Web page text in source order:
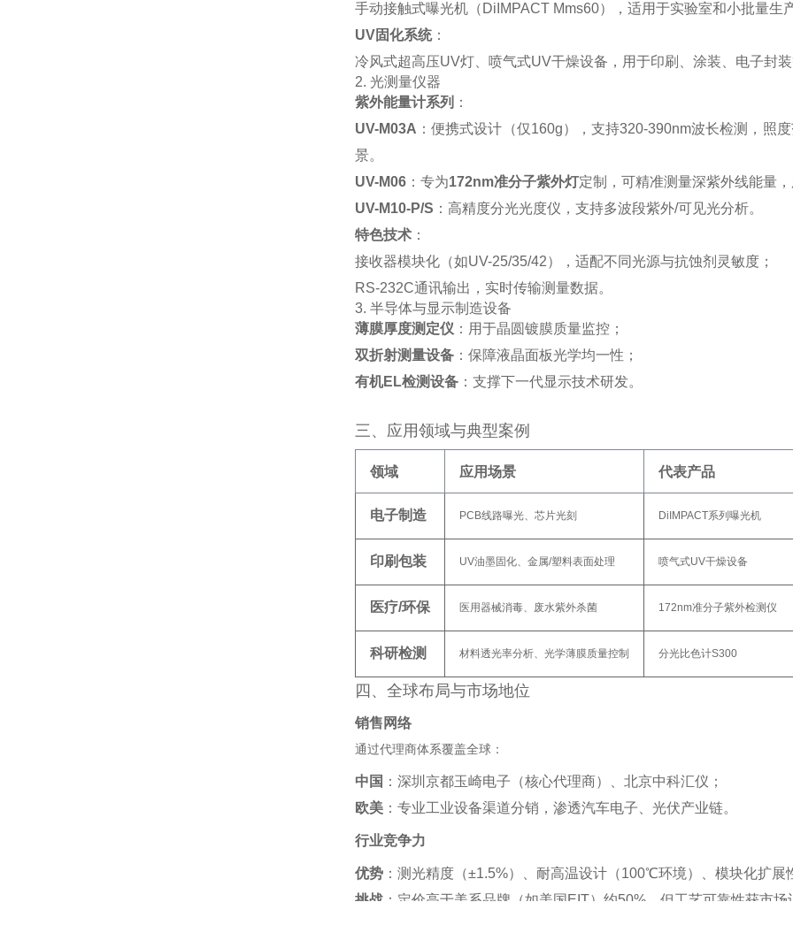
手动接触式曝光机（DiIMPACT Mms60），适用于实验室和小批量生产‌
UV固化系统‌：
冷风式超高压UV灯、喷气式UV干燥设备，用于印刷、涂装、电子封装
2. ‌ 光测量仪器
紫外能量计系列 ‌：
UV-M03A ：便携式设计（仅160g），支持320-390nm波长检测，照
景‌。
UV-M06 ‌：专为‌172nm准分子紫外灯定制，可精准测量深紫外线能量
UV-M10-P/S ‌：高精度分光光度仪，支持多波段紫外/可见光分析‌。
特色技术 ‌：
接收器模块化（如UV-25/35/42），适配不同光源与抗蚀剂灵敏度‌ ；
RS-232C通讯输出，实时传输测量数据‌。
3. ‌ 半导体与显示制造设备
薄膜厚度测定仪 ‌：用于晶圆镀膜质量监控；
双折射测量设备 ‌：保障液晶面板光学均一性；
有机EL检测设备 ‌：支撑下一代显示技术研发‌。
三、应用领域与典型案例
领域 应用场景 代表产品
电子制造 PCB线路曝光、芯片光刻 DiIMPACT系列曝光机
印刷包装 UV油墨固化、金属/塑料表面处理 喷气式UV干燥设备
医疗/环保 医用器械消毒、废水紫外杀菌 172nm准分子紫外检测仪
科研检测 材料透光率分析、光学薄膜质量控制 分光比色计S300
四、全球布局与市场地位
销售网络
通过代理商体系覆盖全球：
中国 ‌：深圳京都玉崎电子（核心代理商）、北京中科汇仪‌；
欧美 ‌：专业工业设备渠道分销，渗透汽车电子、光伏产业链‌。
行业竞争力
优势 ：测光精度（±1.5%）、耐高温设计（100℃环境）、模块化扩展
挑战 ：定价高于美系品牌（如美国EIT）约50%，但工艺可靠性获市场